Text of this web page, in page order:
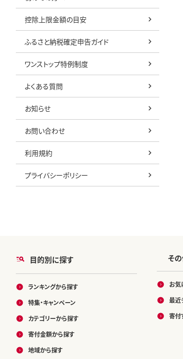
控除上限金額の目安
ふるさと納税確定申告ガイド
ワンストップ特例制度
よくある質問
お知らせ
お問い合わせ
利用規約
プライバシーポリシー
目的別に探す
ランキングから探す
特集・キャンペーン
カテゴリーから探す
寄付金額から探す
地域から探す
そ
お気
最近
寄付